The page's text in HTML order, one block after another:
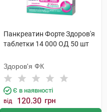
Панкреатин Форте Здоров'я
таблетки 14 000 ОД 50 шт
Здоров'я ФК
Є в наявності
від 120.30 грн